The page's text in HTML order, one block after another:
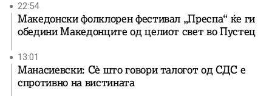
22:54
Македонски фолклорен фестивал „Преспа“ ќе ги
обедини Македонците од целиот свет во Пустец
13:01
Манасиевски: Сè што говори талогот од СДС е
спротивно на вистината